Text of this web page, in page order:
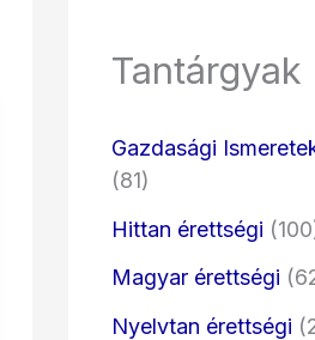
Tantárgyak
Gazdasági
(81)
Hittan érettségi
Magyar érettségi
Nyelvtan érettségi